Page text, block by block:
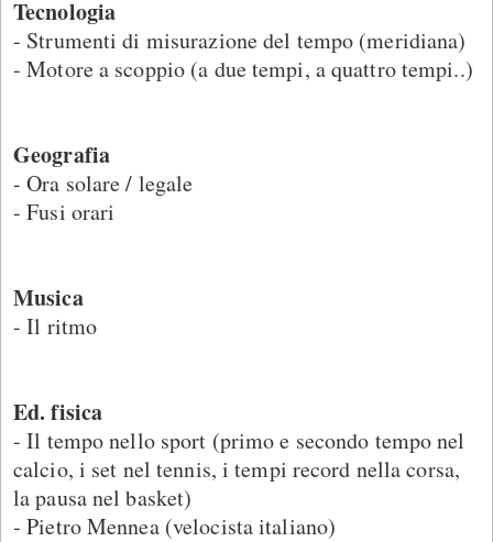
Tecnologia
- Strumenti di misurazione del tempo (meridiana)
- Motore a scoppio (a due tempi, a quattro tempi..)
Geografia
- Ora solare / legale
- Fusi orari
Musica
- Il ritmo
Ed. fisica
- Il tempo nello sport (primo e secondo tempo nel
calcio, i set nel tennis, i tempi record nella corsa,
la pausa nel basket)
- Pietro Mennea (velocista italiano)